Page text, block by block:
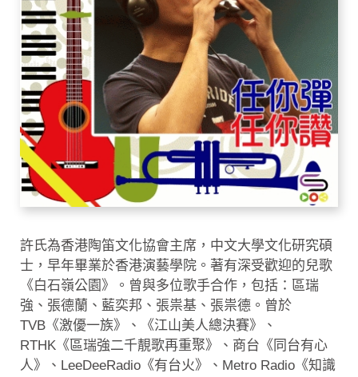
許氏為香港陶笛文化協會主席，中文大學文化研究碩
士，早年畢業於香港演藝學院。著有深受歡迎的兒歌
《白石嶺公園》。曾與多位歌手合作，包括：區瑞
強、張德蘭、藍奕邦、張祟基、張祟德。曾於
TVB《激優一族》、《江山美人總決賽》、
RTHK《區瑞強二千靚歌再重聚》、商台《同台有心
人》、LeeDeeRadio《有台火》、Metro Radio《知識